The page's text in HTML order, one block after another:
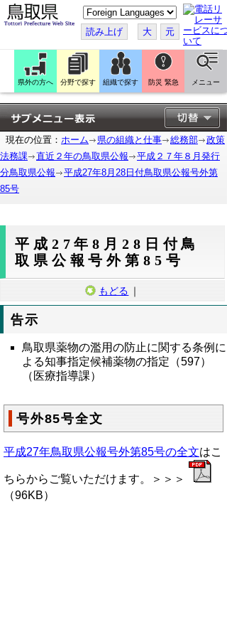
こ
の
ペ
ー
ジ
翻
訳
す
る
読み上げ 大 元
県外の方へ 分野で探す 組織で探す 防災 緊急 メニュー
現在の位置： ホーム 県の組織と仕事 総務部
政策
法務課
直近２年の鳥取県公報
平成２７年８月発行
分鳥取県公報
平成27年8月28日付鳥取県公報号外第
85号
平成27年8月28日付鳥
取県公報号外第85号
もどる ｜
告示
鳥取県薬物の濫用の防止に関する条例に
よる知事指定候補薬物の指定（597）
（医療指導課）
号外85号全文
平成27年鳥取県公報号外第85号の全文はこ
ちらからご覧いただけます。＞＞＞
（96KB）